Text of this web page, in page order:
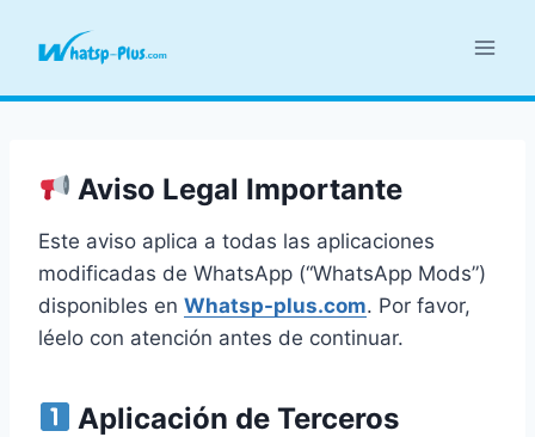
Aviso Legal Importante
Este aviso aplica a todas las aplicaciones
modificadas de WhatsApp (“WhatsApp Mods”)
disponibles en Whatsp-plus.com. Por favor,
léelo con atención antes de continuar.
Aplicación de Terceros